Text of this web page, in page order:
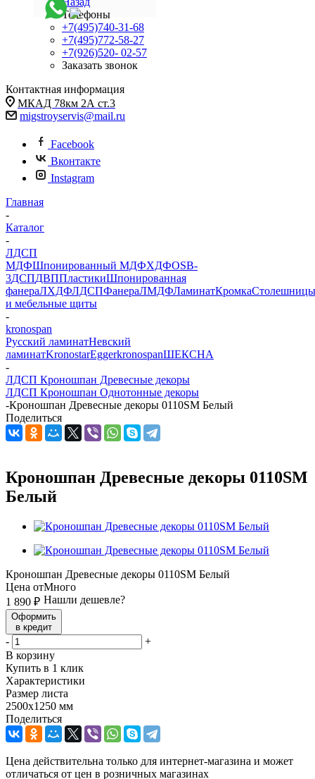
Телефоны
+7(495)740-31-68
+7(495)772-58-27
+7(926)520- 02-57
Заказать звонок
Контактная информация
МКАД 78км 2А ст.3
migstroyservis@mail.ru
Facebook
Вконтакте
Instagram
Главная
-
Каталог
-
ЛДСП
МДФШпонированный МДФХДФOSB-
3ДСПДВППластикиШпонированная
фанераЛХДФЛДСПФанераЛМДФЛаминатКромкаСтолешницы
и мебельные щиты
-
kronospan
Русский ламинатНевский
ламинатKronostarEggerkronospanШЕКСНА
-
ЛДСП Кроношпан Древесные декоры
ЛДСП Кроношпан Однотонные декоры
-Кроношпан Древесные декоры 0110SM Белый
Поделиться
Кроношпан Древесные декоры 0110SM
Белый
Кроношпан Древесные декоры 0110SM Белый
Цена от
1 890 ₽
Оформить
в кредит
Много
Нашли дешевле?
-
+
В корзину
Купить в 1 клик
Характеристики
Размер листа
2500х1250 мм
Поделиться
Цена действительна только для интернет-магазина и может
отличаться от цен в розничных магазинах